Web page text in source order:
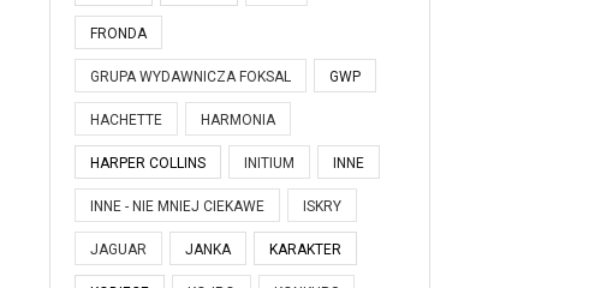
FRONDA
GRUPA WYDAWNICZA FOKSAL GWP
HACHETTE HARMONIA
HARPER COLLINS INITIUM INNE
INNE - NIE MNIEJ CIEKAWE ISKRY
JAGUAR JANKA KARAKTER